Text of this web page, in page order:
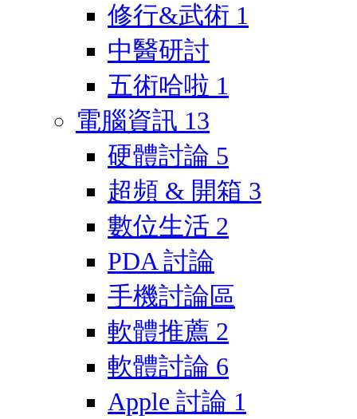
修行&武術 1
中醫研討
五術哈啦 1
電腦資訊 13
硬體討論 5
超頻 & 開箱 3
數位生活 2
PDA 討論
手機討論區
軟體推薦 2
軟體討論 6
Apple 討論 1